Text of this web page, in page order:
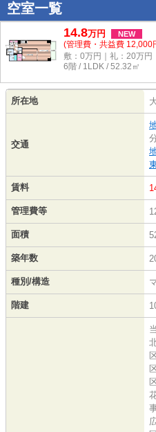
空室一覧
14.8万円 NEW
(管理費・共益費 12,000
敷：0万円｜礼：20万円
6階 / 1LDK / 52.32㎡
所在地
交通
賃料
管理費等
面積
築年数
種別/構造
階建